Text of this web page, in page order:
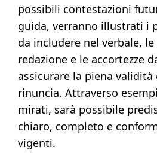
possibili contestazioni
guida, verranno illustrati i
da includere nel verbale,
redazione e le accortezze
assicurare la piena validità
rinuncia. Attraverso
mirati, sarà possibile
chiaro, completo e
vigenti.